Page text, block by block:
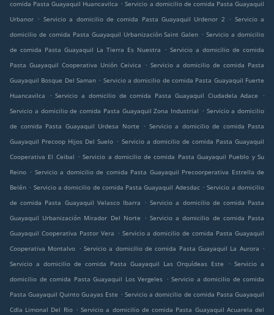
comida Pasta Guayaquil Huancavilca . Servicio a domicilio de comida Pasta Guayaquil
Urbanor . Servicio a domicilio de comida Pasta Guayaquil Urdenor 2 . Servicio a
domicilio de comida Pasta Guayaquil Urbanización Saint Galen . Servicio a domicilio
de comida Pasta Guayaquil La Tierra Es Nuestra
. Servicio a domicilio de comida
Pasta Guayaquil Cooperativa Unión Ceivica
. Servicio a domicilio de comida Pasta
Guayaquil Bosque Del Saman . Servicio a domicilio de comida Pasta Guayaquil Fuerte
Huancavilca
. Servicio a domicilio de comida Pasta Guayaquil Ciudadela Adace
.
Servicio a domicilio de comida Pasta Guayaquil Zona Industrial . Servicio a domicilio
de comida Pasta Guayaquil Urdesa Norte
. Servicio a domicilio de comida Pasta
Guayaquil Precoop Hijos Del Suelo . Servicio a domicilio de comida Pasta Guayaquil
Cooperativa El Ceibal . Servicio a domicilio de comida Pasta Guayaquil Pueblo y Su
Reino . Servicio a domicilio de comida Pasta Guayaquil Precoorperativa Estrella de
Belén . Servicio a domicilio de comida Pasta Guayaquil Adesdac . Servicio a domicilio
de comida Pasta Guayaquil Velasco Ibarra
. Servicio a domicilio de comida Pasta
Guayaquil Urbanización Mirador Del Norte
. Servicio a domicilio de comida Pasta
Guayaquil Cooperativa Pastor Vera . Servicio a domicilio de comida Pasta Guayaquil
Cooperativa Montalvo . Servicio a domicilio de comida Pasta Guayaquil La Aurora .
Servicio a domicilio de comida Pasta Guayaquil Las Orquídeas Este
. Servicio a
domicilio de comida Pasta Guayaquil Los Vergeles . Servicio a domicilio de comida
Pasta Guayaquil Quinto Guayas Este . Servicio a domicilio de comida Pasta Guayaquil
Cdla Limonal Del Rio . Servicio a domicilio de comida Pasta Guayaquil Acuarela del